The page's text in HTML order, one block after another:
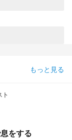
もっと見る
ト
をする